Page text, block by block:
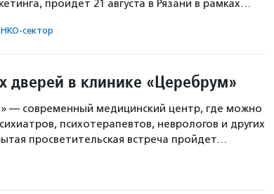
пройдет 21 августа в Рязани в рамках…
НКО-сектор
дверей в клинике «Церебрум»
— современный медицинский центр, где можно
психотерапевтов, неврологов и других
просветительская встреча пройдет…